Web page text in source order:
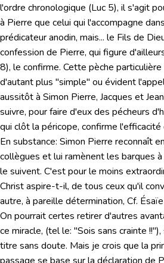
l'ordre chronologique (Luc 5), il s'agit
à Pierre que celui qui l'accompagne
prédicateur anodin, mais... le Fils de
confession de Pierre, qui figure
8), le confirme. Cette pèche particulière
d'autant plus "simple" ou évident
aussitôt à Simon Pierre, Jacques et
suivre, pour faire d'eux des pécheurs
qui clôt la péricope, confirme
En substance: Simon Pierre reconnaît
collègues et lui ramènent les barques
le suivent. C'est pour le moins
Christ aspire-t-il, de tous ceux qu'il
autre, à pareille détermination, Cf. É
On pourrait certes retirer d'autres
ce miracle, (tel le: "Sois sans crainte !!"
titre sans doute. Mais je crois que la